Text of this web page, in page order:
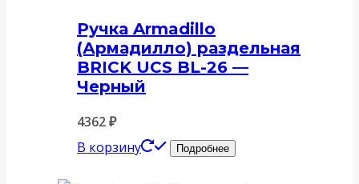
Ручка Armadillo
(Армадилло) раздельная
BRICK UCS BL-26 —
Черный
4362₽
В корзину
Подробнее